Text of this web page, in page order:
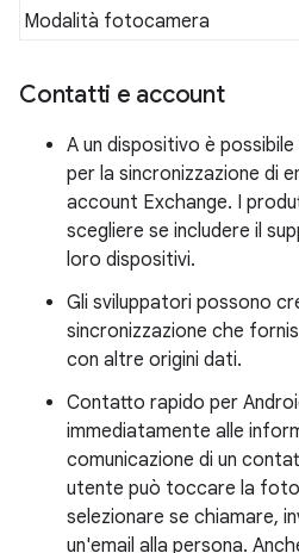
Modalità fotocamera
Contatti e account
A un dispositivo è
per la sincronizzazione di
account Exchange. I
scegliere se includere il
loro dispositivi.
Gli sviluppatori possono
sincronizzazione che
con altre origini dati.
Contatto rapido per
immediatamente alle
comunicazione di un
utente può toccare la
selezionare se chiamare,
un'email alla persona.